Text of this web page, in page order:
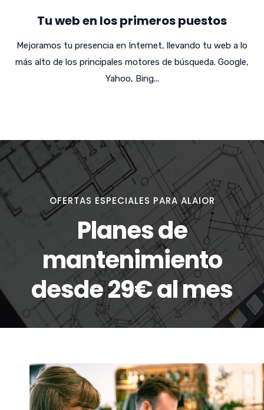
Tu web en los primeros puestos
Mejoramos tu presencia en Internet, llevando tu web a lo
más alto de los principales motores de búsqueda. Google,
Yahoo, Bing...
OFERTAS ESPECIALES PARA ALAIOR
Planes de
mantenimiento
desde 29€ al mes